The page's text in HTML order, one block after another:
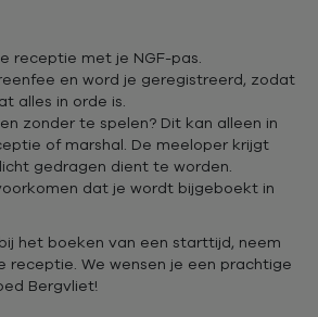
receptie met je NGF-pas.
en word je geregistreerd, zodat
alles in orde is.
zonder te spelen? Dit kan alleen in
of marshal. De meeloper krijgt
gedragen dient te worden.
dat je wordt bijgeboekt in
het boeken van een starttijd, neem
We wensen je een prachtige
Bergvliet!